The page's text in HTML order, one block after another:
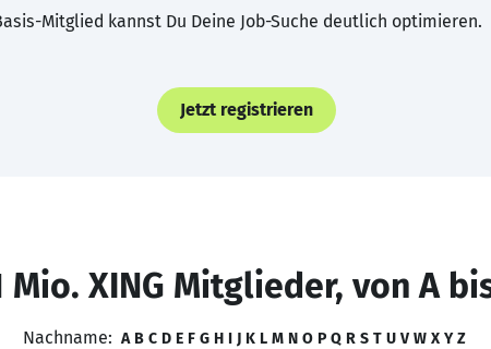
Mitglied kannst Du Deine Job-Suche deutlich optimieren.
Jetzt registrieren
Mio. XING Mitglieder, von A
Nachname: A B C D E F G H I J K L M N O P Q R S T U V W X Y Z